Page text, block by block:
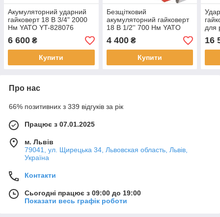
Акумуляторний ударний
гайковерт 18 В 3/4" 2000
Нм YATO YT-828076
6 600 ₴
Купити
Безщітковий
акумуляторний гайковерт
18 В 1/2'' 700 Нм YATO
YT-828061
4 400₴
Купити
для
16
Про нас
66% позитивних з 339 відгуків за рік
Працює з 07.01.2025
м. Львів
79041, ул. Щирецька 34, Львовская область, Львів,
Україна
Контакти
Сьогодні працює з 09:00 до 19:00
Показати весь графік роботи